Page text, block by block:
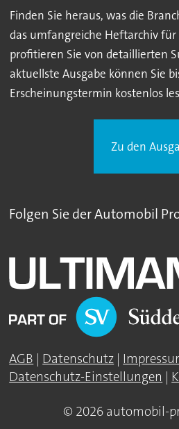
Finden Sie heraus, was die
das umfangreiche Heftarchiv für
profitieren Sie von detaillierten
aktuellste Ausgabe können Sie
Erscheinungstermin kostenlos
Zu den
Folgen Sie der Automobil
AGB | Datenschutz |
Datenschutz-Einstellungen |
© 2026 automobil-